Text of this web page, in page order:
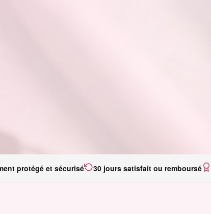
protégé et sécurisé 30 jours satisfait ou remboursé